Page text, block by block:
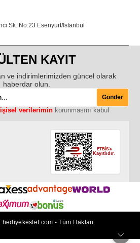
Sk. No:23 Esenyurt/İstanbul
KAYIT
ve indirimlerimizden güncel olarak
haberdar olun.
Gönder
verileriminkorunmasını kabul
ETBİS'e
Kayıtlıdır.
- Tüm Hakları